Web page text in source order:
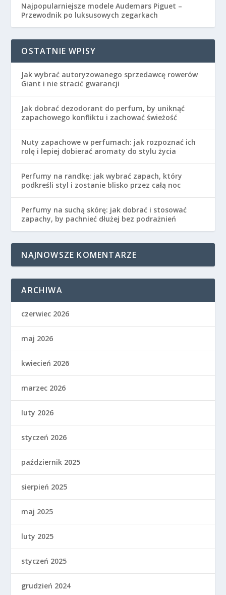
Najpopularniejsze modele Audemars Piguet –
Przewodnik po luksusowych zegarkach
OSTATNIE WPISY
Jak wybrać autoryzowanego sprzedawcę rowerów
Giant i nie stracić gwarancji
Jak dobrać dezodorant do perfum, by uniknąć
zapachowego konfliktu i zachować świeżość
Nuty zapachowe w perfumach: jak rozpoznać ich
rolę i lepiej dobierać aromaty do stylu życia
Perfumy na randkę: jak wybrać zapach, który
podkreśli styl i zostanie blisko przez całą noc
Perfumy na suchą skórę: jak dobrać i stosować
zapachy, by pachnieć dłużej bez podrażnień
NAJNOWSZE KOMENTARZE
ARCHIWA
czerwiec 2026
maj 2026
kwiecień 2026
marzec 2026
luty 2026
styczeń 2026
październik 2025
sierpień 2025
maj 2025
luty 2025
styczeń 2025
grudzień 2024